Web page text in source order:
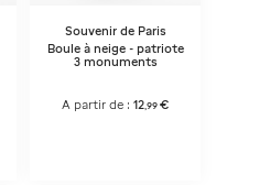
Souvenir de Paris
Boule à neige - patriote
3 monuments
A partir de :12 ,99 €